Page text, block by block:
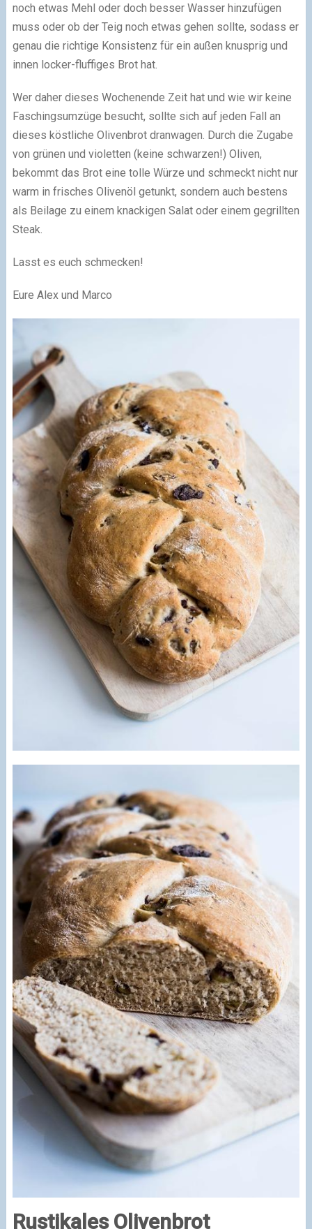
noch etwas Mehl oder doch besser Wasser hinzufügen
muss oder ob der Teig noch etwas gehen sollte, sodass er
genau die richtige Konsistenz für ein außen knusprig und
innen locker-fluffiges Brot hat.
Wer daher dieses Wochenende Zeit hat und wie wir keine
Faschingsumzüge besucht, sollte sich auf jeden Fall an
dieses köstliche Olivenbrot dranwagen. Durch die Zugabe
von grünen und violetten (keine schwarzen!) Oliven,
bekommt das Brot eine tolle Würze und schmeckt nicht nur
warm in frisches Olivenöl getunkt, sondern auch bestens
als Beilage zu einem knackigen Salat oder einem gegrillten
Steak.
Lasst es euch schmecken!
Eure Alex und Marco
Rustikales Olivenbrot